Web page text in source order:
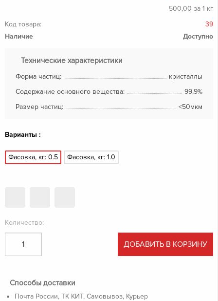
500,00 за 1 кг
Код товара:
39
Наличие
Доступно
Технические характеристики
Форма частиц:
кристаллы
Содержание основного вещества:
99,9%
Размер частиц:
<50мкм
Варианты :
Фасовка, кг: 0.5 Фасовка, кг: 1.0
Количество:
ДОБАВИТЬ В КОРЗИНУ
Способы доставки
Почта России, ТК КИТ, Самовывоз, Курьер